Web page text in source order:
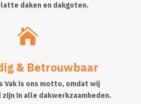
daken en dakgoten.

& Betrouwbaar
Vak is ons motto, omdat wij
in alle dakwerkzaamheden.